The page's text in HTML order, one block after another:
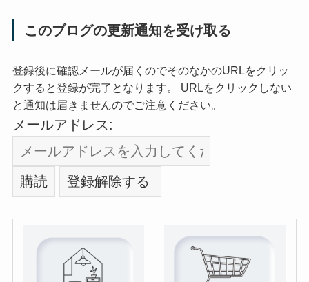
このブログの更新通知を受け取る
登録後に確認メールが届くのでそのなかのURLをクリッ
クすると登録が完了となります。 URLをクリックしない
と通知は届きませんのでご注意ください。
メールアドレス: